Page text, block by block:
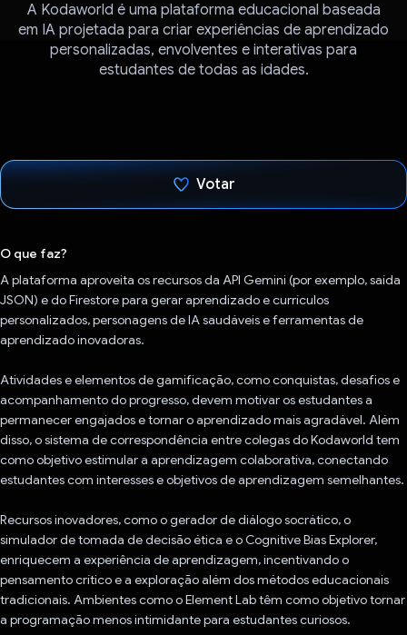
A Kodaworld é uma plataforma educacional baseada
em IA projetada para criar experiências de aprendizado
personalizadas, envolventes e interativas para
estudantes de todas as idades.
Votar
O que faz?
A plataforma aproveita os recursos da API Gemini (por exemplo, saída
JSON) e do Firestore para gerar aprendizado e currículos
personalizados, personagens de IA saudáveis e ferramentas de
aprendizado inovadoras.
Atividades e elementos de gamificação, como conquistas, desafios e
acompanhamento do progresso, devem motivar os estudantes a
permanecer engajados e tornar o aprendizado mais agradável. Além
disso, o sistema de correspondência entre colegas do Kodaworld tem
como objetivo estimular a aprendizagem colaborativa, conectando
estudantes com interesses e objetivos de aprendizagem semelhantes.
Recursos inovadores, como o gerador de diálogo socrático, o
simulador de tomada de decisão ética e o Cognitive Bias Explorer,
enriquecem a experiência de aprendizagem, incentivando o
pensamento crítico e a exploração além dos métodos educacionais
tradicionais. Ambientes como o Element Lab têm como objetivo tornar
a programação menos intimidante para estudantes curiosos.